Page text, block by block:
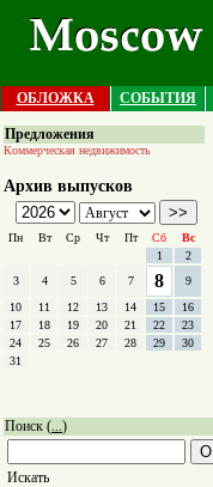
ОБЛОЖКА СОБЫТИЯ
Предложения
Коммерческая недвижимость
Архив выпусков
Пн Вт Ср Чт Пт Сб
Вс
1
2
3
4 5 6 7 8
9
10
11 12 13 14 15
16
17
18 19 20 21 22
23
24
25 26 27 28 29
30
31
Поиск ( )
Искать